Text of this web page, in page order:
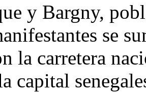
y Bargny,
se
la carretera
capital